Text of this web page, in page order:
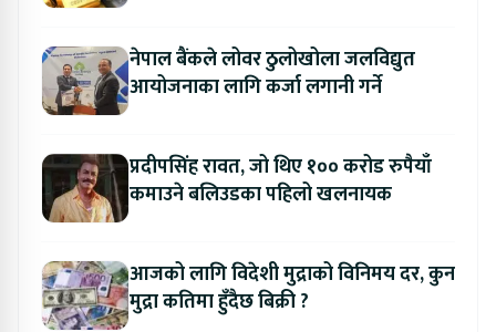
नेपाल बैंकले लोवर ठुलोखोला जलविद्युत
आयोजनाका लागि कर्जा लगानी गर्ने
प्रदीपसिंह रावत, जो थिए १०० करोड रुपैयाँ
कमाउने बलिउडका पहिलो खलनायक
आजको लागि विदेशी मुद्राको विनिमय दर, कुन
मुद्रा कतिमा हुँदैछ बिक्री ?